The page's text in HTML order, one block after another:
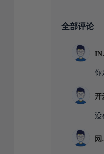
全部评论
你
没